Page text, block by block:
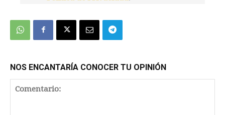
NOS ENCANTARÍA CONOCER TU OPINIÓN